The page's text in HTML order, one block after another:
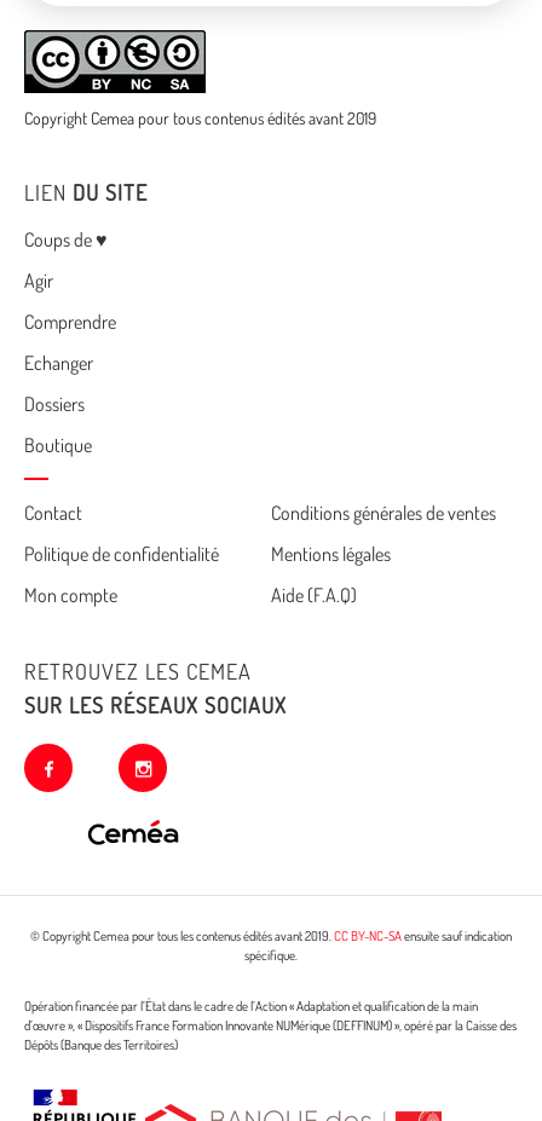
Copyright Cemea pour tous contenus édités avant 2019
LIEN DU SITE
Menu
Coups de ♥
Agir
Comprendre
Echanger
Dossiers
Boutique
Cemea
footer
Contact
Conditions générales de ventes
Politique de confidentialité
Mentions légales
Mon compte
Aide (F.A.Q)
RETROUVEZ LES CEMEA
SUR LES RÉSEAUX SOCIAUX
facebook instagram
© Copyright Cemea pour tous les contenus édités avant 2019.CC BY-NC-SAensuite sauf indication
spécifique.
Opération financée par l’État dans le cadre de l’Action « Adaptation et qualification de la main
d’œuvre », « Dispositifs France Formation Innovante NUMérique (DEFFINUM) », opéré par la Caisse des
Dépôts (Banque des Territoires)